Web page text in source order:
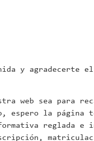
y
web sea para
espero la
reglada e